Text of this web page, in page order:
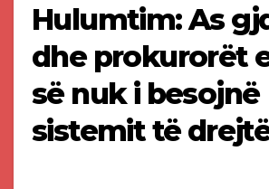
Hulumtim: As
dhe prokurorët
së nuk i besojnë
sistemit të